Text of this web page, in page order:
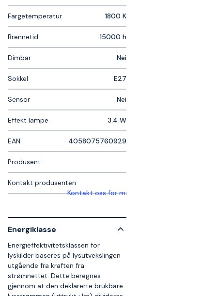
Fargetemperatur 1800 K
Brennetid 15000 h
Dimbar Nei
Sokkel E27
Sensor Nei
Effekt lampe 3.4 W
EAN 4058075760929
Produsent
Kontakt produsenten
Kontakt oss for mer informasjon
Energiklasse
Energieffektivitetsklassen for
lyskilder baseres på lysutvekslingen
utgående fra kraften fra
strømnettet. Dette beregnes
gjennom at den deklarerte brukbare